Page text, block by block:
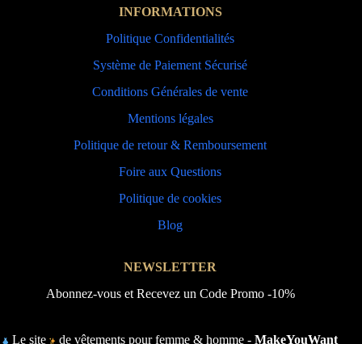
INFORMATIONS
Politique Confidentialités
Système de Paiement Sécurisé
Conditions Générales de vente
Mentions légales
Politique de retour & Remboursement
Foire aux Questions
Politique de cookies
Blog
NEWSLETTER
Abonnez-vous et Recevez un Code Promo -10%
Le site de vêtements pour femme & homme -MakeYouWant